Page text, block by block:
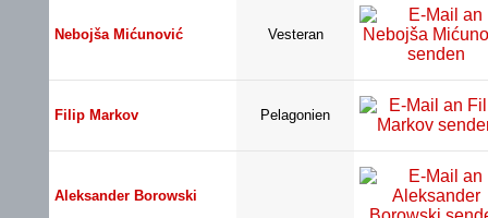
Nebojša Mićunović Vesteran
Filip Markov Pelagonien
Aleksander Borowski